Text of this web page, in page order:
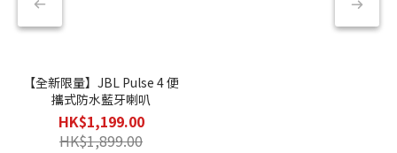
【全新限量】JBL Pulse 4 便
攜式防水藍牙喇叭
HK$1,199.00
HK$1,899.00